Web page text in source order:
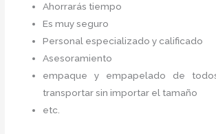
Ahorrarás tiempo
Es muy seguro
Personal especializado y calificado
Asesoramiento
empaque y empapelado de
transportar sin importar el tamaño
etc.